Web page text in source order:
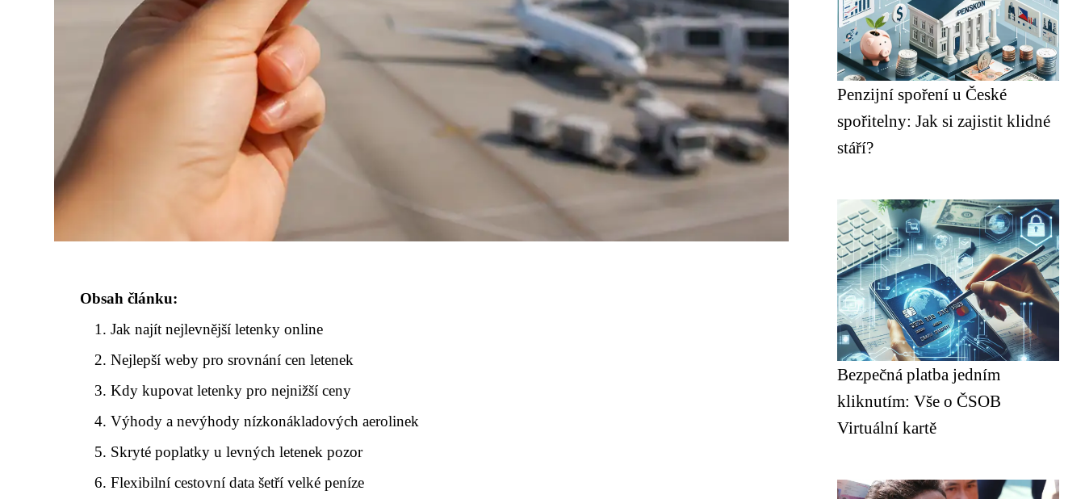
Obsah článku:
Jak najít nejlevnější letenky online
Nejlepší weby pro srovnání cen letenek
Kdy kupovat letenky pro nejnižší ceny
Výhody a nevýhody nízkonákladových aerolinek
Skryté poplatky u levných letenek pozor
Flexibilní cestovní data šetří velké peníze
Penzijní spoření u České
spořitelny: Jak si zajistit klidné
stáří?
Bezpečná platba jedním
kliknutím: Vše o ČSOB
Virtuální kartě